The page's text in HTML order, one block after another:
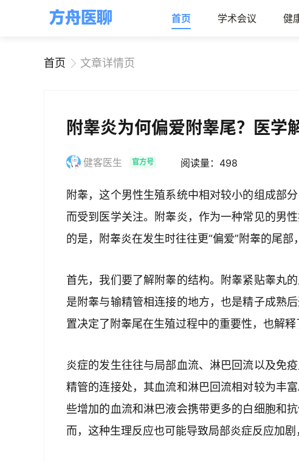
首页 学术会议 健
首页 文章详情页
附睾炎为何偏爱附睾尾？医学
健客医生 官方号 阅读量：498
附睾，这个男性生殖系统中相对较小的组成部
而受到医学关注。附睾炎，作为一种常见的男
的是，附睾炎在发生时往往更“偏爱”附睾的尾部
首先，我们要了解附睾的结构。附睾紧贴睾丸
是附睾与输精管相连接的地方，也是精子成熟
置决定了附睾尾在生殖过程中的重要性，也解释
炎症的发生往往与局部血流、淋巴回流以及免
精管的连接处，其血流和淋巴回流相对较为丰
些增加的血流和淋巴液会携带更多的白细胞和
而，这种生理反应也可能导致局部炎症反应加剧